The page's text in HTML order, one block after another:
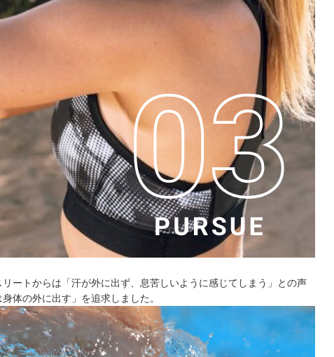
ートからは「汗が外に出ず、息苦しいように感じてしまう」との声
体の外に出す」を追求しました。